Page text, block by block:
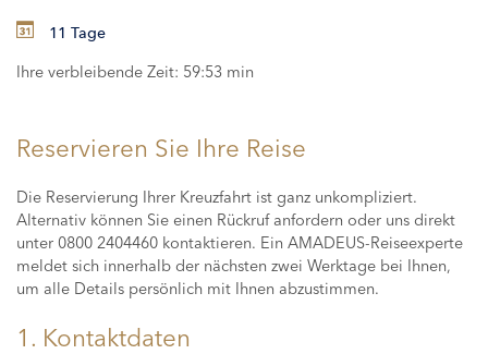
11 Tage
Ihre verbleibende Zeit: 59:52 min
Reservieren Sie Ihre Reise
Die Reservierung Ihrer Kreuzfahrt ist ganz unkompliziert.
Alternativ können Sie einen Rückruf anfordern oder uns direkt
unter 0800 2404460 kontaktieren. Ein AMADEUS-Reiseexperte
meldet sich innerhalb der nächsten zwei Werktage bei Ihnen,
um alle Details persönlich mit Ihnen abzustimmen.
1. Kontaktdaten